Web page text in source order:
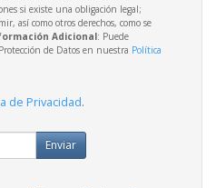
si existe una obligación legal;
así como otros derechos, como se
Adicional: Puede
de Datos en nuestra Política
de Privacidad.
Enviar